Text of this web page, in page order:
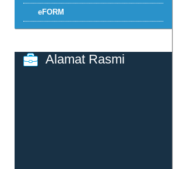
eFORM
Alamat Rasmi